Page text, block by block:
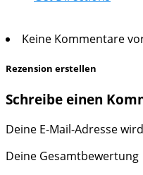
Keine Kommentare
Rezension erstellen
Schreibe einen
Deine E-Mail-Adresse
Deine Gesamtbewertung